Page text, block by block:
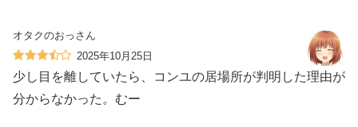
オタクのおっさん
2025年10月25日
少し目を離していたら、コンユの居場所が判明した理由が
分からなかった。むー